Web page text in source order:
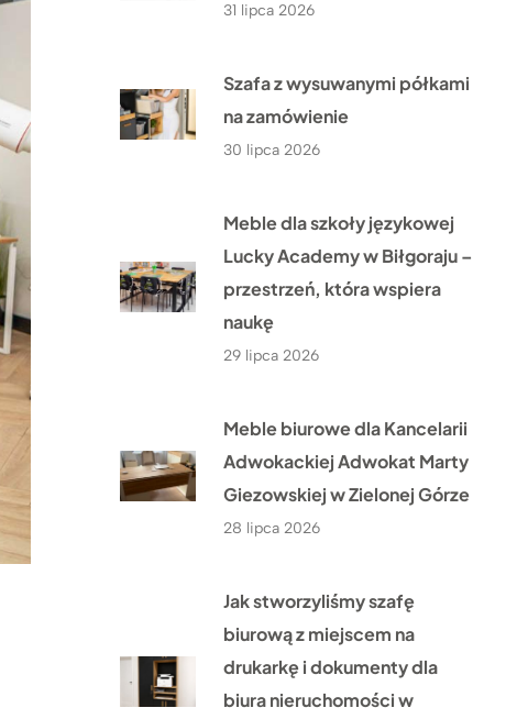
31 lipca 2026
Szafa z wysuwanymi półkami
na zamówienie
30 lipca 2026
Meble dla szkoły językowej
Lucky Academy w Biłgoraju –
przestrzeń, która wspiera
naukę
29 lipca 2026
Meble biurowe dla Kancelarii
Adwokackiej Adwokat Marty
Giezowskiej w Zielonej Górze
28 lipca 2026
Jak stworzyliśmy szafę
biurową z miejscem na
drukarkę i dokumenty dla
biura nieruchomości w